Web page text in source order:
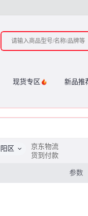
现货专区 新品推
区
京东物流
货到付款
参数